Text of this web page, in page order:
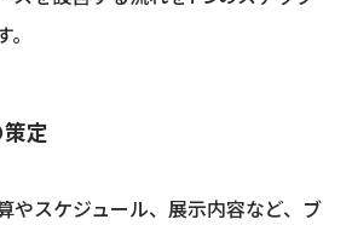
策定
やスケジュール、展示内容など、ブ